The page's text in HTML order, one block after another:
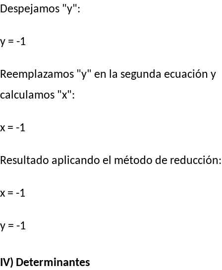
Despejamos "y":
y = -1
Reemplazamos "y" en la segunda ecuación y
calculamos "x":
x = -1
Resultado aplicando el método de reducción:
x = -1
y = -1
IV) Determinantes